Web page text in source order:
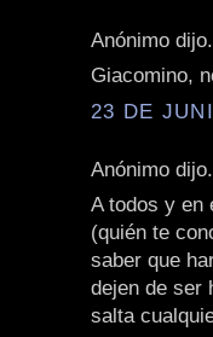
Anónimo
Giacomino,
23 DE
Anónimo
A todos y en
(quién te
saber que
dejen de ser
salta